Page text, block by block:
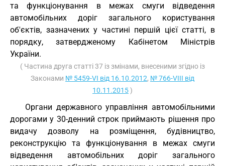
та функціонування в межах смуги відведення
автомобільних доріг загального користування
об'єктів, зазначених у частині першій цієї статті, в
порядку, затвердженому Кабінетом Міністрів
України.
( Частина друга статті 37 із змінами, внесеними згідно із
Законами № 5459-VI від 16.10.2012, № 766-VIII від
10.11.2015)
Органи державного управління автомобільними
дорогами у 30-денний строк приймають рішення про
видачу дозволу на розміщення, будівництво,
реконструкцію та функціонування в межах смуги
відведення автомобільних доріг загального